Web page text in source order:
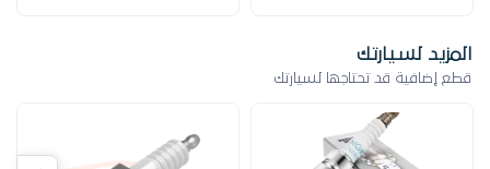
المزيد لسيارتك
قطع إضافية قد تحتاجها لسيارتك